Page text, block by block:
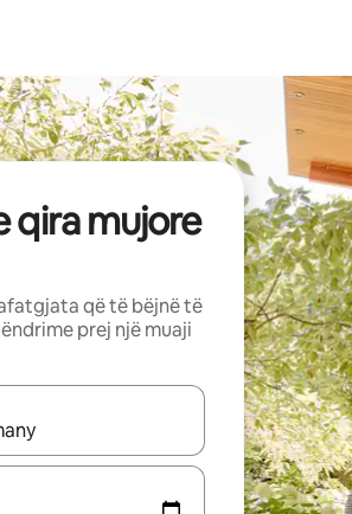
qira mujore
që të bëjnë të
prej një muaji
lëviz me butonat e shigjetave